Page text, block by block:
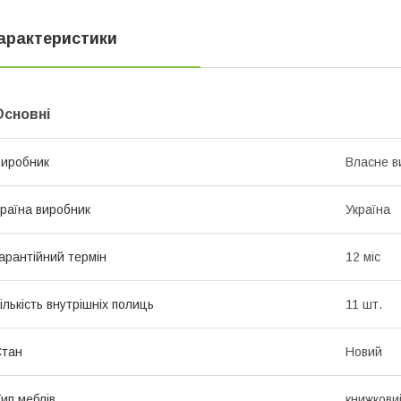
Власне
виробник Україна
термін 12 міс
внутрішніх полиць 11 шт.
Новий